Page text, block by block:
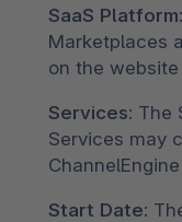
SaaS Platform:
Marketplaces
on the
Services: The
Services may
Start Date: